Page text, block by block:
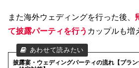
また海外ウェディングを行った後、
て披露パーティを行う カップルも増
披露宴・ウェディングパーティの流れ【プラ